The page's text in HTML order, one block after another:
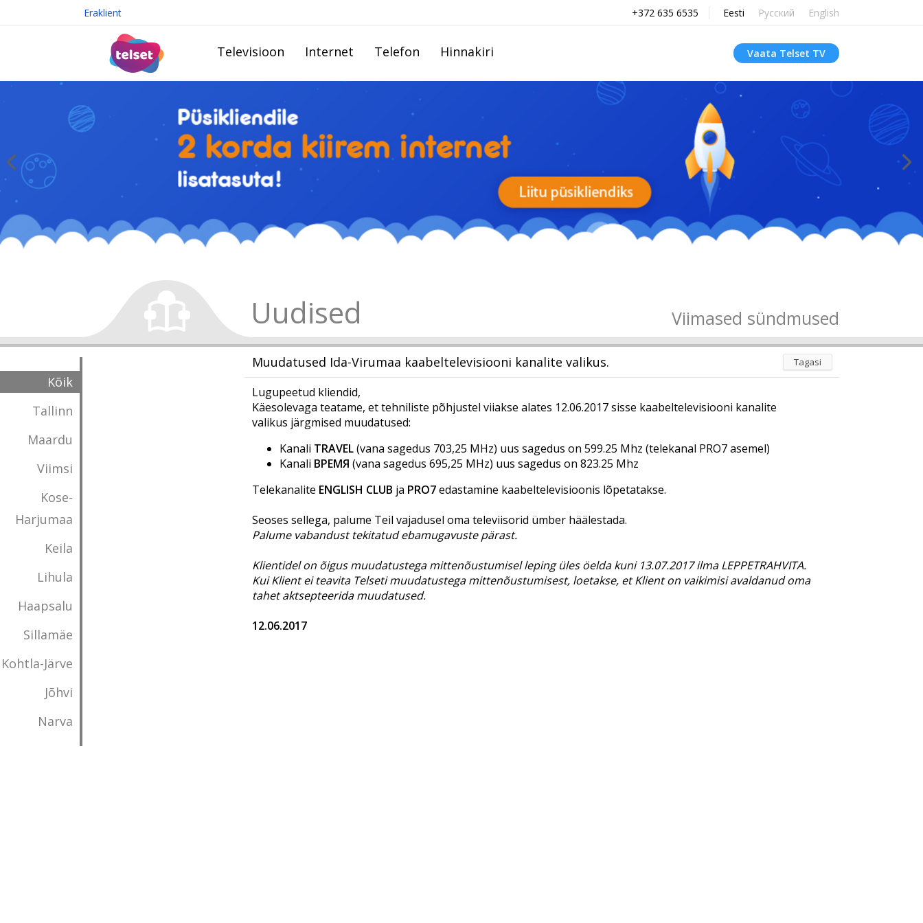
Eraklient +372 635 6535 Eesti Русский English
Televisioon Internet Telefon Hinnakiri Vaata Telset TV
Uudised Viimased sündmused
Kõik
Tallinn
Maardu
Viimsi
Kose-
Harjumaa
Keila
Lihula
Haapsalu
Sillamäe
Kohtla-Järve
Jõhvi
Narva
Muudatused Ida-Virumaa kaabeltelevisiooni kanalite valikus. Tagasi
Lugupeetud kliendid,
Käesolevaga teatame, et tehniliste põhjustel viiakse alates 12.06.2017 sisse kaabeltelevisiooni kanalite
valikus järgmised muudatused:
Kanali TRAVEL(vana sagedus 703,25 MHz) uus sagedus on 599.25 Mhz (telekanal PRO7 asemel)
Kanali ВРЕМЯ (vana sagedus 695,25 MHz) uus sagedus on 823.25 Mhz
Telekanalite ENGLISH CLUB ja PRO7edastamine kaabeltelevisioonis lõpetatakse.
Seoses sellega, palume Teil vajadusel oma televiisorid ümber häälestada.
Palume vabandust tekitatud ebamugavuste pärast.
Klientidel on õigus muudatustega mittenõustumisel leping üles öelda kuni 13.07.2017 ilma LEPPETRAHVITA.
Kui Klient ei teavita Telseti muudatustega mittenõustumisest, loetakse, et Klient on vaikimisi avaldanud oma
tahet aktsepteerida muudatused.
12.06.2017